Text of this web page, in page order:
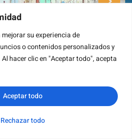
su experiencia de
o contenidos personalizados y
hacer clic en "Aceptar todo", acepta
Rechazar todo
Aceptar todo
Consulta